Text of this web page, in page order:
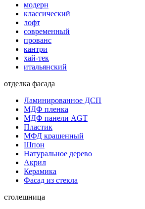
модерн
классический
лофт
современный
прованс
кантри
хай-тек
итальянский
отделка фасада
Ламинированное ДСП
МДФ пленка
МДФ панели AGT
Пластик
МФД крашенный
Шпон
Натуральное дерево
Акрил
Керамика
Фасад из стекла
столешница